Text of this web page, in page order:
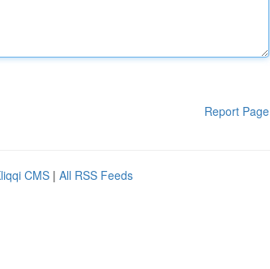
Report Page
CMS | All RSS Feeds